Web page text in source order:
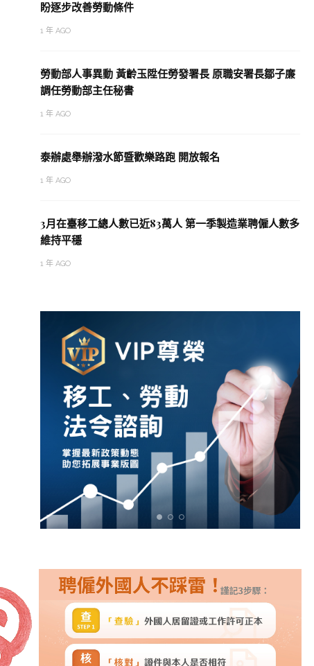
盼逐步改善勞動條件
1 年 AGO
勞動部人事異動 黃齡玉陞任勞發署長 原職安署長鄒子廉
調任勞動部主任秘書
1 年 AGO
泰辦處舉辦潑水節暨歡樂路跑 開放報名
1 年 AGO
3月在臺移工總人數已近83萬人 第一季製造業聘僱人數多
維持平穩
1 年 AGO